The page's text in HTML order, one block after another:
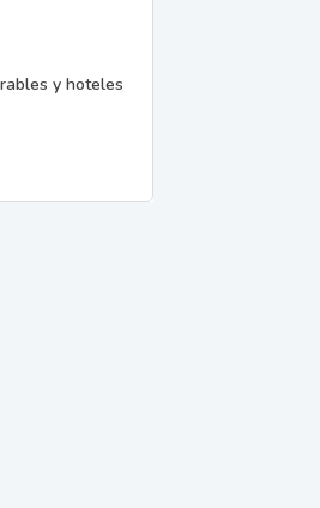
y hoteles